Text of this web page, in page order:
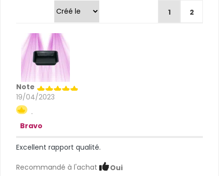
1 2
Note
19/04/2023
.
Bravo
Excellent rapport qualité.
Recommandé à l'achat Oui